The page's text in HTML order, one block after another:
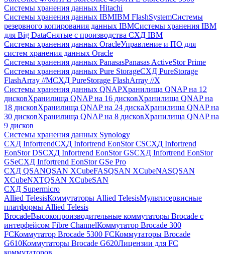
Системы хранения данных Hitachi
Системы хранения данных IBMIBM FlashSystemСистемы
резервного копирования данных IBMСистемы хранения IBM
для Big DataСнятые с производства СХД IBM
Системы хранения данных OracleУправление и ПО для
систем хранения данных Oracle
Системы хранения данных PanasasPanasas ActiveStor Prime
Системы хранения данных Pure StorageСХД PureStorage
FlashArray //MСХД PureStorage FlashArray //X
Системы хранения данных QNAPХранилища QNAP на 12
дисковХранилища QNAP на 16 дисковХранилища QNAP на
18 дисковХранилища QNAP на 24 дискаХранилища QNAP на
30 дисковХранилища QNAP на 8 дисковХранилища QNAP на
9 дисков
Системы хранения данных Synology
СХД InfortrendСХД Infortrend EonStor CSСХД Infortrend
EonStor DSСХД Infortrend EonStor GSСХД Infortrend EonStor
GSeСХД Infortrend EonStor GSe Pro
СХД QSANQSAN XCubeFASQSAN XCubeNASQSAN
XCubeNXTQSAN XCubeSAN
СХД Supermicro
Allied TelesisКоммутаторы Allied TelesisМультисервисные
платформы Allied Telesis
BrocadeВысокопроизводительные коммутаторы Brocade с
интерфейсом Fibre ChannelКоммутатор Brocade 300
FCКоммутатор Brocade 5300 FCКоммутаторы Brocade
G610Коммутаторы Brocade G620Лицензии для FC
коммутаторов